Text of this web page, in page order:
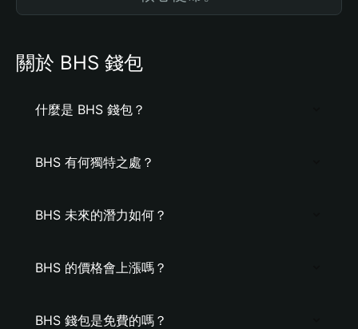
關於 BHS 錢包
什麼是 BHS 錢包？
BHS 有何獨特之處？
BHS 未來的潛力如何？
BHS 的價格會上漲嗎？
BHS 錢包是免費的嗎？